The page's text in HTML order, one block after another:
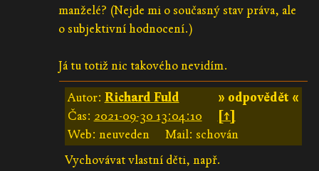
manželé? (Nejde mi o současný stav práva, ale
o subjektivní hodnocení.)
Já tu totiž nic takového nevidím.
» odpovědět «
Autor: Richard Fuld
Čas: 2021-09-30 13:04:10
[↑]
Web: neuveden
Mail: schován
Vychovávat vlastní děti, např.